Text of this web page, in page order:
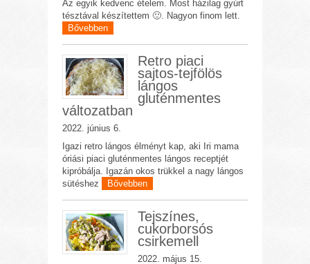
Az egyik kedvenc ételem. Most házilag gyúrt
tésztával készítettem 🙂. Nagyon finom lett.
Bővebben
Retro piaci
sajtos-tejfölös
lángos
gluténmentes
változatban
2022. június 6.
Igazi retro lángos élményt kap, aki Iri mama
óriási piaci gluténmentes lángos receptjét
kipróbálja. Igazán okos trükkel a nagy lángos
sütéshez
Bővebben
Tejszínes,
cukorborsós
csirkemell
2022. május 15.